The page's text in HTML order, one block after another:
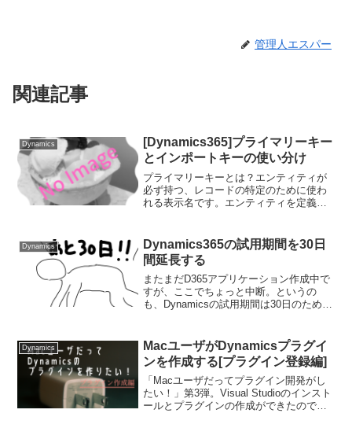
管理人エスパー
関連記事
Dynamics
[Dynamics365]プライマリーキー
とインポートキーの使い分け
プライマリーキーとは？エンティティが
必ず持つ、レコードの特定のために使わ
れる表示名です。エンティティを定義す
定する項目となります。プライマリーキ
ーは一度設定すると、変更...
Dynamics
Dynamics365の試用期間を30日
間延長する
またまだD365アプリケーション作成中で
すが、ここでちょっと中断。というの
も、Dynamicsの試用期間は30日のため、
と、期限7日前にMicrosoftからこのよう...
Dynamics
MacユーザがDynamicsプラグイ
ンを作成する[プラグイン登録編]
「Macユーザだってプラグイン開発がし
たい！」第3弾。Visual Studioのインスト
ールとプラグインの作成ができたので、